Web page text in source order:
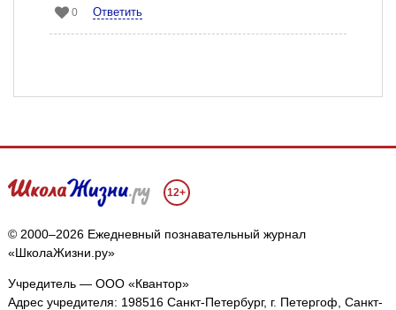
0 Ответить
12+
© 2000–2026 Ежедневный познавательный журнал
«ШколаЖизни.ру»
Учредитель — ООО «Квантор»
Адрес учредителя: 198516 Санкт-Петербург, г. Петергоф, Санкт-